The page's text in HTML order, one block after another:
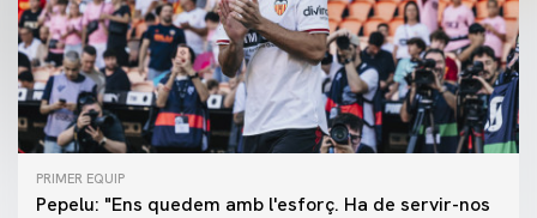
PRIMER EQUIP
Pepelu: "Ens quedem amb l'esforç. Ha de servir-nos
PRIMER EQUIP